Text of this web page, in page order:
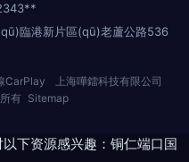
臨港新片區(qū)老蘆公路536
CarPlay
上海嘩鐳科技有限公司
有 Sitemap
下资源感兴趣：铜仁端口国